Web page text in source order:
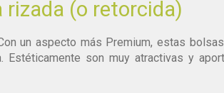
rizada (o retorcida)
un aspecto más Premium, estas
son muy atractivas y